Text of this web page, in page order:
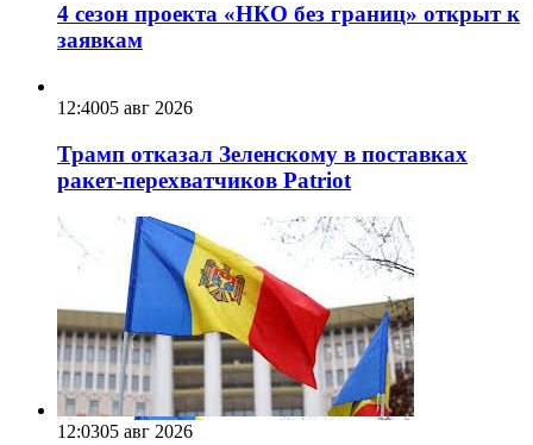
4 сезон проекта «НКО без границ» открыт к
заявкам
12:4005 авг 2026
Трамп отказал Зеленскому в поставках
ракет-перехватчиков Patriot
12:0305 авг 2026